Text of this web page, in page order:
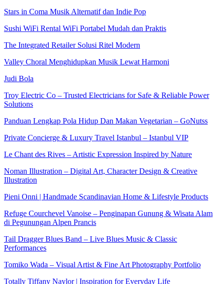
Stars in Coma Musik Alternatif dan Indie Pop
Sushi WiFi Rental WiFi Portabel Mudah dan Praktis
The Integrated Retailer Solusi Ritel Modern
Valley Choral Menghidupkan Musik Lewat Harmoni
Judi Bola
Troy Electric Co – Trusted Electricians for Safe & Reliable Power
Solutions
Panduan Lengkap Pola Hidup Dan Makan Vegetarian – GoNutss
Private Concierge & Luxury Travel Istanbul – Istanbul VIP
Le Chant des Rives – Artistic Expression Inspired by Nature
Noman Illustration – Digital Art, Character Design & Creative
Illustration
Pieni Onni | Handmade Scandinavian Home & Lifestyle Products
Refuge Courchevel Vanoise – Penginapan Gunung & Wisata Alam
di Pegunungan Alpen Prancis
Tail Dragger Blues Band – Live Blues Music & Classic
Performances
Tomiko Wada – Visual Artist & Fine Art Photography Portfolio
Totally Tiffany Naylor | Inspiration for Everyday Life